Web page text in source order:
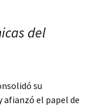
del
su
afianzó el papel de